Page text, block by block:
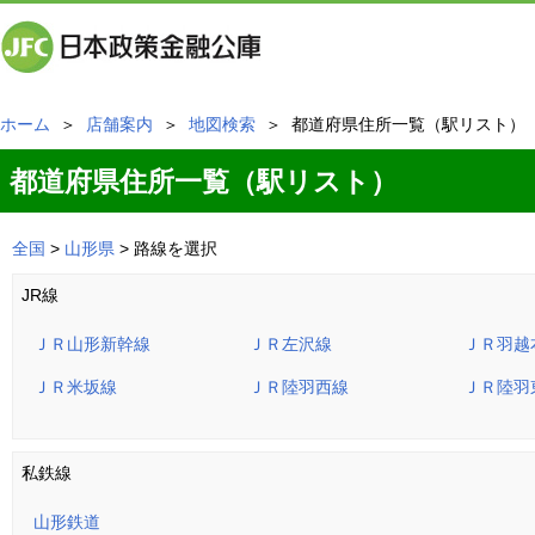
ホーム ＞ 店舗案内 ＞ 地図検索 ＞ 都道府県住所一覧（駅リスト）
都道府県住所一覧（駅リスト）
全国 > 山形県 > 路線を選択
JR線
ＪＲ山形新幹線 ＪＲ左沢線 ＪＲ羽
ＪＲ米坂線 ＪＲ陸羽西線 ＪＲ陸
私鉄線
山形鉄道